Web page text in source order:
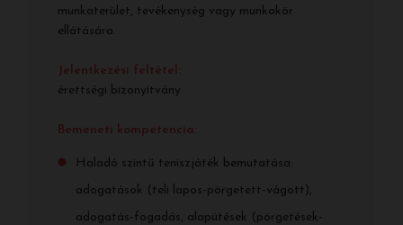
munkaterület, tevékenység vagy munkakör
ellátására.
Jelentkezési feltétel:
érettségi bizonyítvány
Bemeneti kompetencia:
Haladó szintű teniszjáték bemutatása:
adogatások (teli lapos-pörgetett-vágott),
adogatás-fogadás, alapütések (pörgetések-